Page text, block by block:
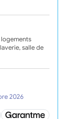
salle de
2026